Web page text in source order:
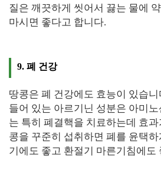
질은 깨끗하게 씻어서 끓는 물에
마시면 좋다고 합니다.
9. 폐 건강
땅콩은 폐 건강에도 효능이 있습
들어 있는 아르기닌 성분은 아미
는 특히 폐결핵을 치료하는데 효
콩을 꾸준히 섭취하면 폐를 윤택
기에도 좋고 환절기 마른기침에도